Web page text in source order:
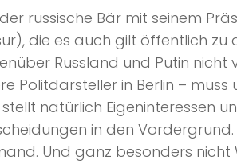
russische Bär mit seinem
die es auch gilt öffentlich
Russland und Putin nicht
Politdarsteller in Berlin –
natürlich Eigeninteressen
in den
Und ganz besonders nicht